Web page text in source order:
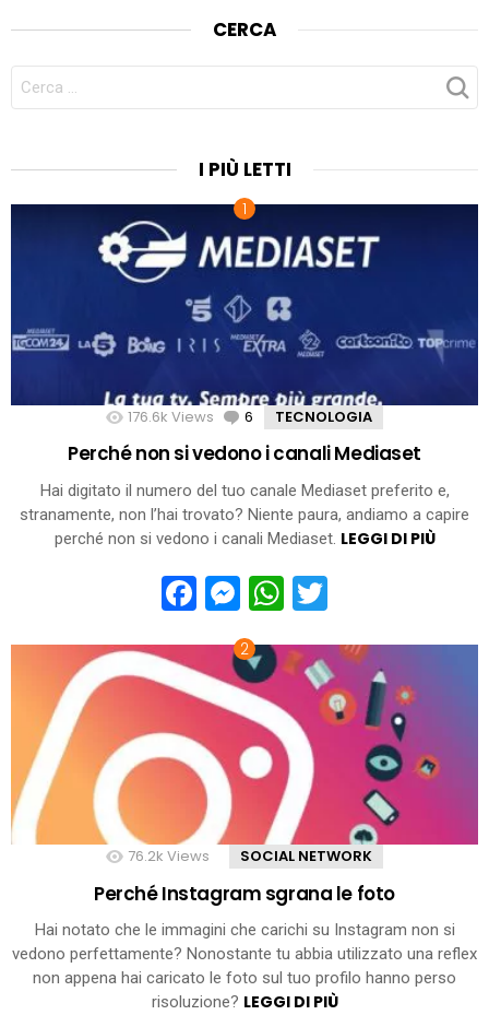
CERCA
CERCA
PER:
I PIÙ LETTI
176.6k Views 6 Comments
TECNOLOGIA
Perché non si vedono i canali Mediaset
Hai digitato il numero del tuo canale Mediaset preferito e,
stranamente, non l’hai trovato? Niente paura, andiamo a capire
perché non si vedono i canali Mediaset. LEGGI DI PIÙ
Facebook
Messenger
WhatsApp
76.2k Views SOCIAL NETWORK
Perché Instagram sgrana le foto
Hai notato che le immagini che carichi su Instagram non si
vedono perfettamente? Nonostante tu abbia utilizzato una reflex
non appena hai caricato le foto sul tuo profilo hanno perso
risoluzione? LEGGI DI PIÙ